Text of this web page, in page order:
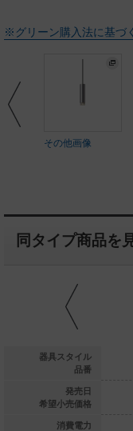
※グリーン購入法に基づ
その他画像
同タイプ商品を
器具スタイル
品番
発売日
希望小売価格
消費電力
スペンダント
円(税抜)
6.5